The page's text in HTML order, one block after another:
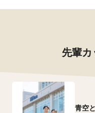
先輩カ
青空